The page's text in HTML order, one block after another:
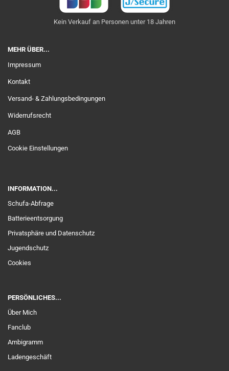
Kein Verkauf an Personen unter 18 Jahren
MEHR ÜBER...
Impressum
Kontakt
Versand- & Zahlungsbedingungen
Widerrufsrecht
AGB
Cookie Einstellungen
INFORMATION...
Schufa-Abfrage
Batterieentsorgung
Privatsphäre und Datenschutz
Jugendschutz
Cookies
PERSÖNLICHES...
Über Mich
Fanclub
Ambigramm
Ladengeschäft